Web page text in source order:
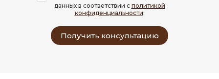
данных в соответствии с политикой
конфиденциальности.
Получить консультацию